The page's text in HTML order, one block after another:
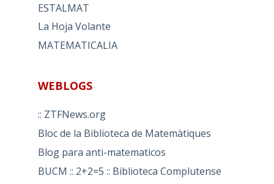
ESTALMAT
La Hoja Volante
MATEMATICALIA
WEBLOGS
:: ZTFNews.org
Bloc de la Biblioteca de Matemàtiques
Blog para anti-matematicos
BUCM :: 2+2=5 :: Biblioteca Complutense